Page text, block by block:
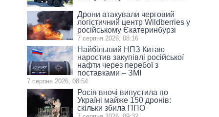
Дрони атакували черговий
логістичний центр Wildberries у
російському Єкатеринбурзі
7 серпня 2026, 08:16
Найбільший НПЗ Китаю
наростив закупівлі російської
нафти через перебої з
поставками – ЗМІ
7 серпня 2026, 08:54
Росія вночі випустила по
Україні майже 150 дронів:
скільки збила ППО